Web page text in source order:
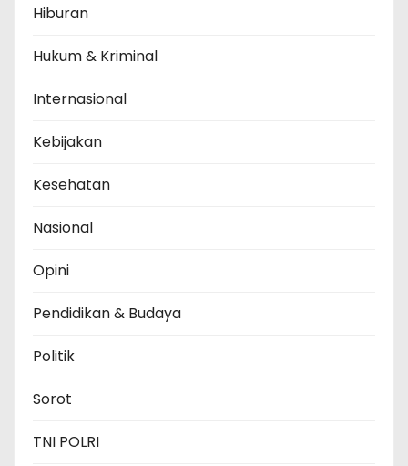
Hiburan
Hukum & Kriminal
Internasional
Kebijakan
Kesehatan
Nasional
Opini
Pendidikan & Budaya
Politik
Sorot
TNI POLRI